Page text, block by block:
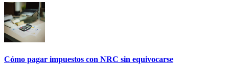
Cómo pagar impuestos con NRC sin equivocarse